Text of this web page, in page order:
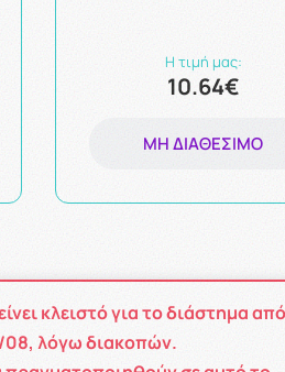
Η τιμή μας:
10.64€
ΜΗ ΔΙΑΘΈΣΙΜΟ
κλειστό για το διάστημα από
, λόγω διακοπών.